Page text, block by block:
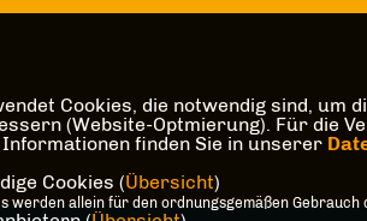
Cookies, die notwendig sind,
(Website-Optmierung). Für die
finden Sie in unserer
Cookies (Übersicht)
werden allein für den ordnungsgemäßen Gebrauch